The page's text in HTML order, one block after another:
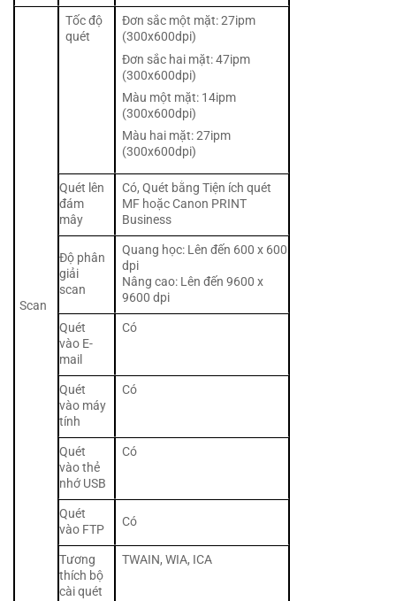
Scan
Tốc độ
quét
Đơn sắc một mặt: 27ipm
(300x600dpi)
Đơn sắc hai mặt: 47ipm
(300x600dpi)
Màu một mặt: 14ipm
(300x600dpi)
Màu hai mặt: 27ipm
(300x600dpi)
Quét lên
đám
mây
Có, Quét bằng Tiện ích quét
MF hoặc Canon PRINT
Business
Độ phân
giải
scan
Quang học: Lên đến 600 x 600
dpi
Nâng cao: Lên đến 9600 x
9600 dpi
Quét
vào E-
mail
Có
Quét
vào máy
tính
Có
Quét
vào thẻ
nhớ USB
Có
Quét
vào FTP
Có
Tương
thích bộ
cài quét
TWAIN, WIA, ICA